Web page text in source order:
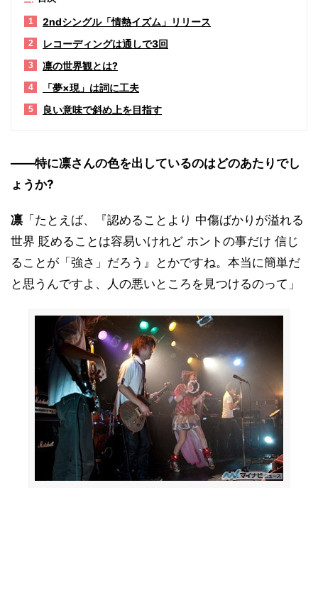
1 2ndシングル「情熱イズム」リリース
2 レコーディングは通しで3回
3 凛の世界観とは?
4 「夢×現」は詞に工夫
5 良い意味で斜め上を目指す
――特に凛さんの色を出しているのはどのあたりでし
ょうか?
凛 「たとえば、『認めることより 中傷ばかりが溢れる
世界 貶めることは容易いけれど ホントの事だけ 信じ
ることが「強さ」だろう』とかですね。本当に簡単だ
と思うんですよ、人の悪いところを見つけるのって」